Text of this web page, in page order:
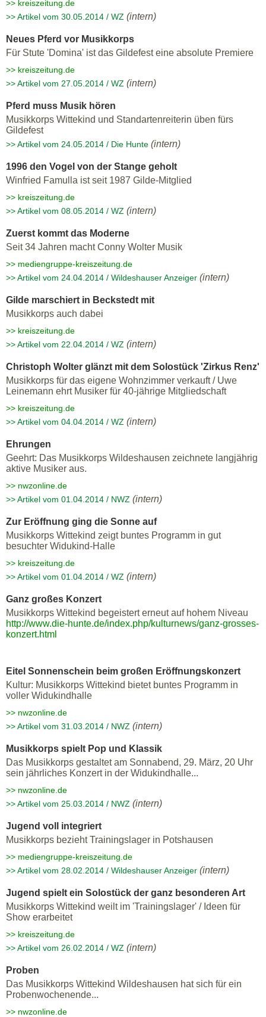
>> kreiszeitung.de
>> Artikel vom 30.05.2014 / WZ (intern)
Neues Pferd vor Musikkorps
Für Stute 'Domina' ist das Gildefest eine absolute Premiere
>> kreiszeitung.de
>> Artikel vom 27.05.2014 / WZ (intern)
Pferd muss Musik hören
Musikkorps Wittekind und Standartenreiterin üben fürs
Gildefest
>> Artikel vom 24.05.2014 / Die Hunte (intern)
1996 den Vogel von der Stange geholt
Winfried Famulla ist seit 1987 Gilde-Mitglied
>> kreiszeitung.de
>> Artikel vom 08.05.2014 / WZ (intern)
Zuerst kommt das Moderne
Seit 34 Jahren macht Conny Wolter Musik
>> mediengruppe-kreiszeitung.de
>> Artikel vom 24.04.2014 / Wildeshauser Anzeiger (intern)
Gilde marschiert in Beckstedt mit
Musikkorps auch dabei
>> kreiszeitung.de
>> Artikel vom 22.04.2014 / WZ (intern)
Christoph Wolter glänzt mit dem Solostück 'Zirkus Renz'
Musikkorps für das eigene Wohnzimmer verkauft / Uwe
Leinemann ehrt Musiker für 40-jährige Mitgliedschaft
>> kreiszeitung.de
>> Artikel vom 04.04.2014 / WZ (intern)
Ehrungen
Geehrt: Das Musikkorps Wildeshausen zeichnete langjährig
aktive Musiker aus.
>> nwzonline.de
>> Artikel vom 01.04.2014 / NWZ (intern)
Zur Eröffnung ging die Sonne auf
Musikkorps Wittekind zeigt buntes Programm in gut
besuchter Widukind-Halle
>> kreiszeitung.de
>> Artikel vom 01.04.2014 / WZ (intern)
Ganz großes Konzert
Musikkorps Wittekind begeistert erneut auf hohem Niveau
http://www.die-hunte.de/index.php/kulturnews/ganz-grosses-
konzert.html
Eitel Sonnenschein beim großen Eröffnungskonzert
Kultur: Musikkorps Wittekind bietet buntes Programm in
voller Widukindhalle
>> nwzonline.de
>> Artikel vom 31.03.2014 / NWZ (intern)
Musikkorps spielt Pop und Klassik
Das Musikkorps gestaltet am Sonnabend, 29. März, 20 Uhr
sein jährliches Konzert in der Widukindhalle...
>> nwzonline.de
>> Artikel vom 25.03.2014 / NWZ (intern)
Jugend voll integriert
Musikkorps bezieht Trainingslager in Potshausen
>> mediengruppe-kreiszeitung.de
>> Artikel vom 28.02.2014 / Wildeshauser Anzeiger (intern)
Jugend spielt ein Solostück der ganz besonderen Art
Musikkorps Wittekind weilt im 'Trainingslager' / Ideen für
Show erarbeitet
>> kreiszeitung.de
>> Artikel vom 26.02.2014 / WZ (intern)
Proben
Das Musikkorps Wittekind Wildeshausen hat sich für ein
Probenwochenende...
>> nwzonline.de